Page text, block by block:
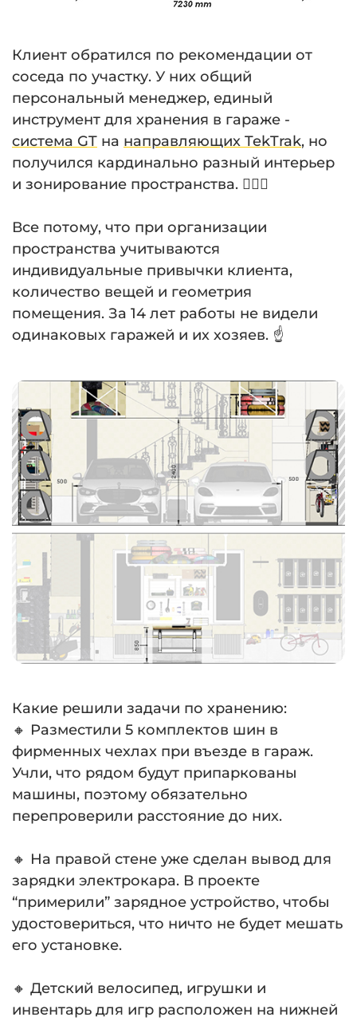
Клиент обратился по рекомендации от
соседа по участку. У них общий
персональный менеджер, единый
инструмент для хранения в гараже -
система GT на направляющих TekTrak, но
получился кардинально разный интерьер
и зонирование пространства. 💁🏻‍♂️
Все потому, что при организации
пространства учитываются
индивидуальные привычки клиента,
количество вещей и геометрия
помещения. За 14 лет работы не видели
одинаковых гаражей и их хозяев. ☝️
Какие решили задачи по хранению:
🔸 Разместили 5 комплектов шин в
фирменных чехлах при въезде в гараж.
Учли, что рядом будут припаркованы
машины, поэтому обязательно
перепроверили расстояние до них.
🔸 На правой стене уже сделан вывод для
зарядки электрокара. В проекте
“примерили” зарядное устройство, чтобы
удостовериться, что ничто не будет мешать
его установке.
🔸 Детский велосипед, игрушки и
инвентарь для игр расположен на нижней